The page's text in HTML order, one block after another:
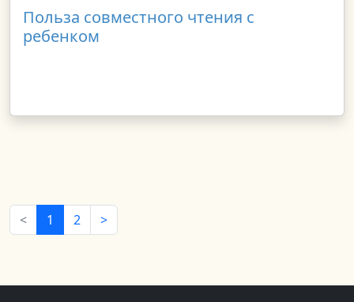
Польза совместного чтения с
ребенком
< 1 2 >